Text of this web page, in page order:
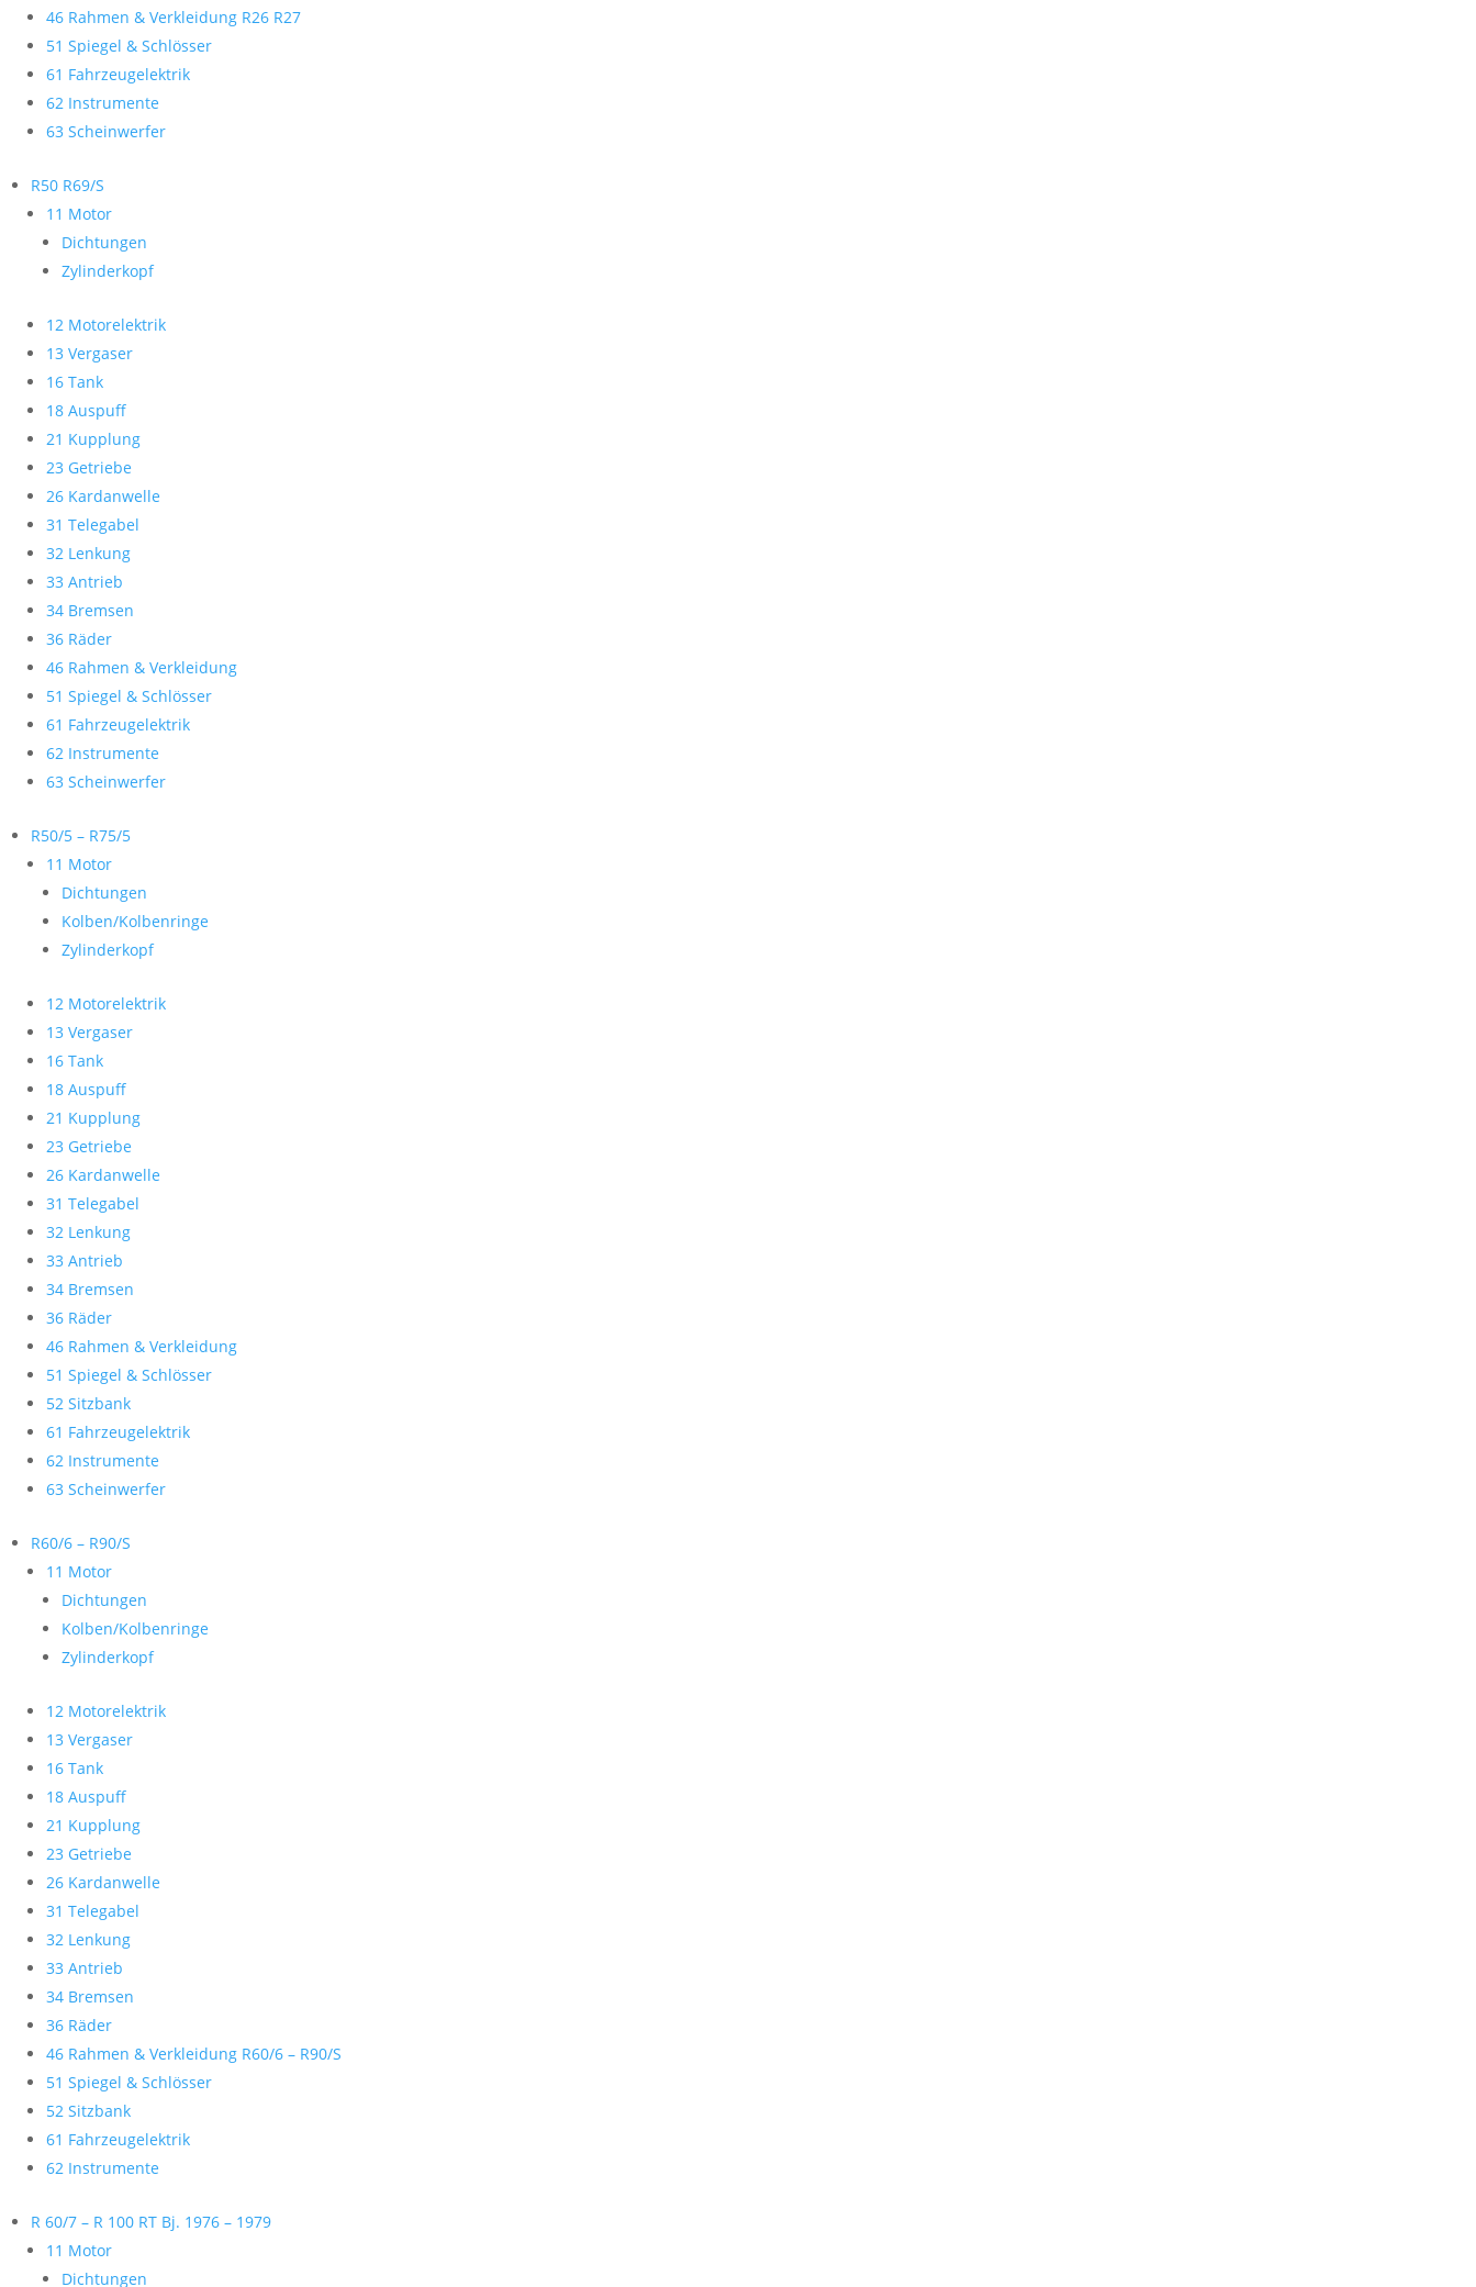
46 Rahmen & Verkleidung R26 R27
51 Spiegel & Schlösser
61 Fahrzeugelektrik
62 Instrumente
63 Scheinwerfer
R50 R69/S
11 Motor
Dichtungen
Zylinderkopf
12 Motorelektrik
13 Vergaser
16 Tank
18 Auspuff
21 Kupplung
23 Getriebe
26 Kardanwelle
31 Telegabel
32 Lenkung
33 Antrieb
34 Bremsen
36 Räder
46 Rahmen & Verkleidung
51 Spiegel & Schlösser
61 Fahrzeugelektrik
62 Instrumente
63 Scheinwerfer
R50/5 – R75/5
11 Motor
Dichtungen
Kolben/Kolbenringe
Zylinderkopf
12 Motorelektrik
13 Vergaser
16 Tank
18 Auspuff
21 Kupplung
23 Getriebe
26 Kardanwelle
31 Telegabel
32 Lenkung
33 Antrieb
34 Bremsen
36 Räder
46 Rahmen & Verkleidung
51 Spiegel & Schlösser
52 Sitzbank
61 Fahrzeugelektrik
62 Instrumente
63 Scheinwerfer
R60/6 – R90/S
11 Motor
Dichtungen
Kolben/Kolbenringe
Zylinderkopf
12 Motorelektrik
13 Vergaser
16 Tank
18 Auspuff
21 Kupplung
23 Getriebe
26 Kardanwelle
31 Telegabel
32 Lenkung
33 Antrieb
34 Bremsen
36 Räder
46 Rahmen & Verkleidung R60/6 – R90/S
51 Spiegel & Schlösser
52 Sitzbank
61 Fahrzeugelektrik
62 Instrumente
R 60/7 – R 100 RT Bj. 1976 – 1979
11 Motor
Dichtungen